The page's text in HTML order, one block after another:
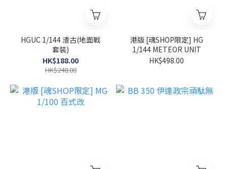
HGUC 1/144 渣古(地面戰
套裝)
HK$188.00
HK$248.00
港版 [魂SHOP限定] HG
1/144 METEOR UNIT
HK$498.00